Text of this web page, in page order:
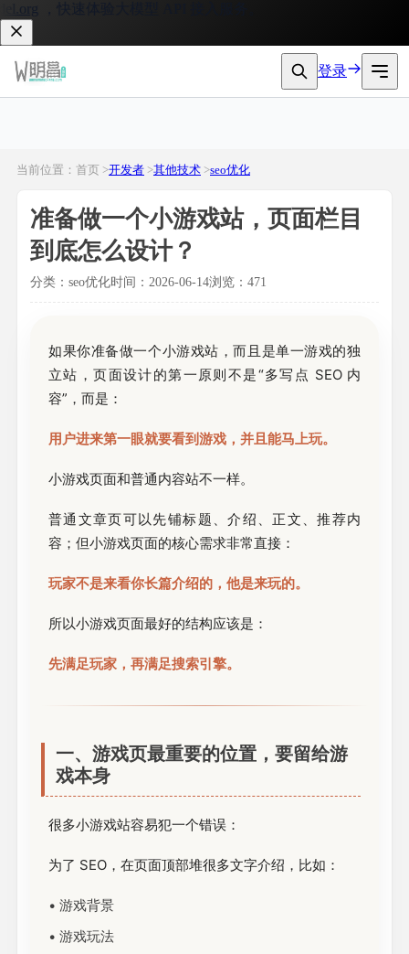
，快速体验大模型 API 接入服务。
登录
当前位置：首页 >开发者 >其他技术 >seo优化
准备做一个小游戏站，页面栏目
到底怎么设计？
分类：seo优化时间：2026-06-14浏览：471
如果你准备做一个小游戏站，而且是单一游戏的独
立站，页面设计的第一原则不是“多写点 SEO 内
容”，而是：
用户进来第一眼就要看到游戏，并且能马上玩。
小游戏页面和普通内容站不一样。
普通文章页可以先铺标题、介绍、正文、推荐内
容；但小游戏页面的核心需求非常直接：
玩家不是来看你长篇介绍的，他是来玩的。
所以小游戏页面最好的结构应该是：
先满足玩家，再满足搜索引擎。
一、游戏页最重要的位置，要留给游
戏本身
很多小游戏站容易犯一个错误：
为了 SEO，在页面顶部堆很多文字介绍，比如：
• 游戏背景
• 游戏玩法